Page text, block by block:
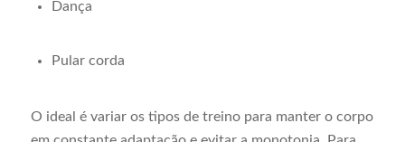
Dança
Pular corda
O ideal é variar os tipos de treino para manter o corpo